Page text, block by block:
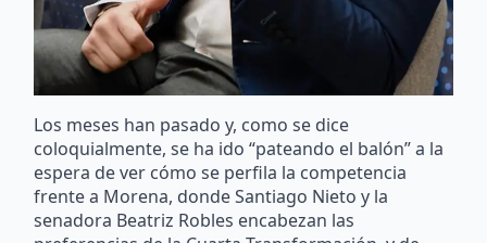
Los meses han pasado y, como se dice
coloquialmente, se ha ido “pateando el balón” a la
espera de ver cómo se perfila la competencia
frente a Morena, donde Santiago Nieto y la
senadora Beatriz Robles encabezan las